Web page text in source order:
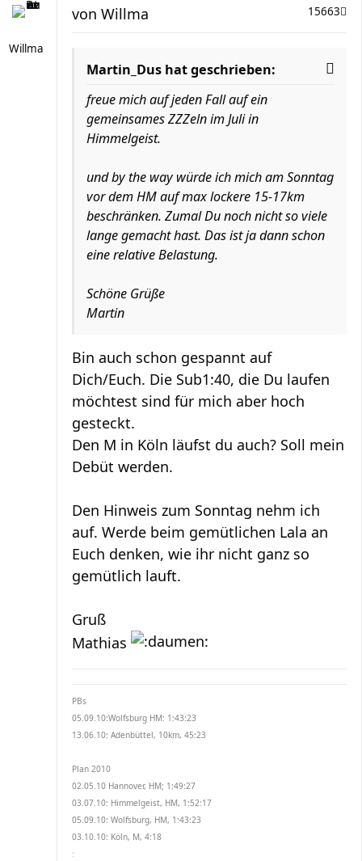
Willma
15663
von Willma
Martin_Dus hat geschrieben:
freue mich auf jeden Fall auf ein
gemeinsames ZZZeln im Juli in
Himmelgeist.
und by the way würde ich mich am Sonntag
vor dem HM auf max lockere 15-17km
beschränken. Zumal Du noch nicht so viele
lange gemacht hast. Das ist ja dann schon
eine relative Belastung.
Schöne Grüße
Martin
Bin auch schon gespannt auf
Dich/Euch. Die Sub1:40, die Du laufen
möchtest sind für mich aber hoch
gesteckt.
Den M in Köln läufst du auch? Soll mein
Debüt werden.
Den Hinweis zum Sonntag nehm ich
auf. Werde beim gemütlichen Lala an
Euch denken, wie ihr nicht ganz so
gemütlich lauft.
Gruß
Mathias
PBs
05.09.10:Wolfsburg HM: 1:43:23
13.06.10: Adenbüttel, 10km, 45:23
Plan 2010
02.05.10 Hannover, HM; 1:49:27
03.07.10: Himmelgeist, HM, 1:52:17
05.09.10: Wolfsburg, HM, 1:43:23
03.10.10: Köln, M, 4:18
: